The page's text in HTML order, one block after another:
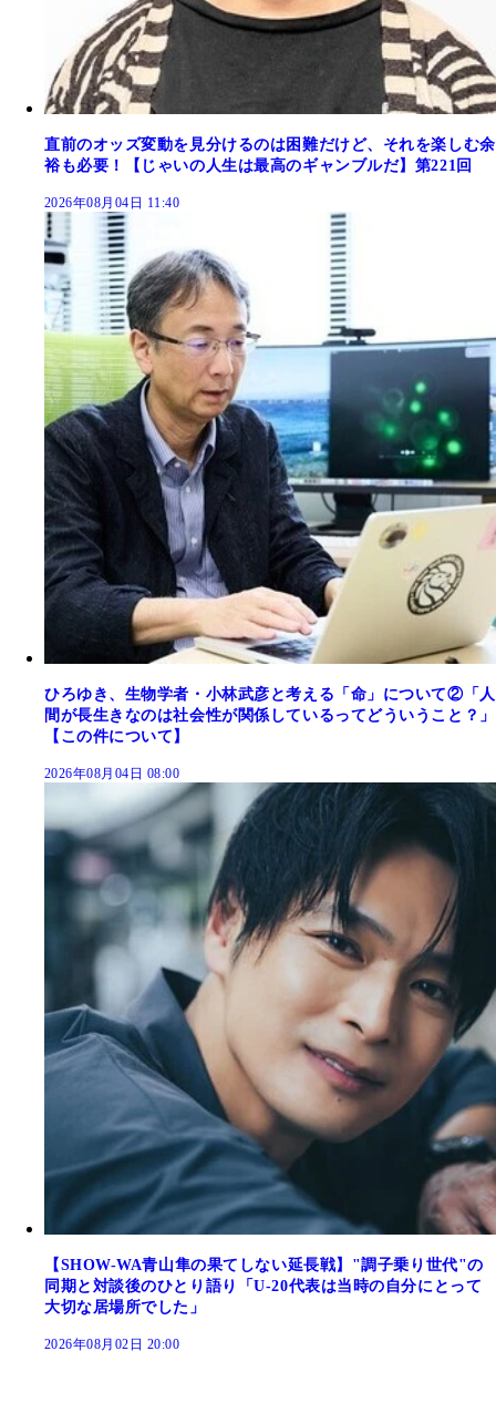
直前のオッズ変動を見分けるのは困難だけど、それを楽しむ余
裕も必要！【じゃいの人生は最高のギャンブルだ】第221回
2026年08月04日 11:40
ひろゆき、生物学者・小林武彦と考える「命」について②「人
間が長生きなのは社会性が関係しているってどういうこと？」
【この件について】
2026年08月04日 08:00
【SHOW-WA青山隼の果てしない延長戦】"調子乗り世代"の
同期と対談後のひとり語り「U-20代表は当時の自分にとって
大切な居場所でした」
2026年08月02日 20:00